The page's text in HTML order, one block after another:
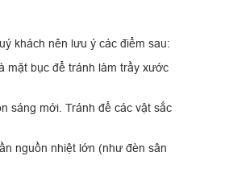
khách nên lưu ý các điểm sau:
mặt bục để tránh làm trầy xước
sáng mới. Tránh để các vật sắc
nguồn nhiệt lớn (như đèn sân